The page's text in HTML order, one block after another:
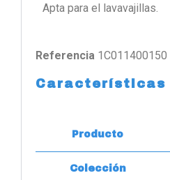
Apta para el lavavajillas.
Referencia 1C011400150
Características
Producto
Colección